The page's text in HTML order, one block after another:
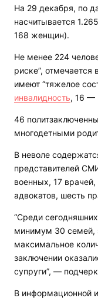
На 29 декабря, по
насчитывается
168 женщин).
Не менее 224
риске”, отмечается
имеют “тяжелое
инвалидность, 16 —
46
многодетными
В неволе
представителей
военных, 17
адвокатов, шесть
“Среди
минимум 30 семей,
максимальное
заключении
супруги”, —
В информационной